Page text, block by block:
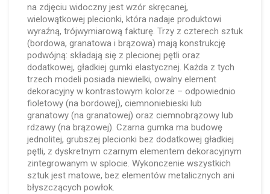
na zdjęciu widoczny jest wzór skręcanej,
wielowątkowej plecionki, która nadaje produktowi
wyraźną, trójwymiarową fakturę. Trzy z czterech sztuk
(bordowa, granatowa i brązowa) mają konstrukcję
podwójną: składają się z plecionej pętli oraz
dodatkowej, gładkiej gumki elastycznej. Każda z tych
trzech modeli posiada niewielki, owalny element
dekoracyjny w kontrastowym kolorze – odpowiednio
fioletowy (na bordowej), ciemnoniebieski lub
granatowy (na granatowej) oraz ciemnobrązowy lub
rdzawy (na brązowej). Czarna gumka ma budowę
jednolitej, grubszej plecionki bez dodatkowej gładkiej
pętli, z dyskretnym czarnym elementem dekoracyjnym
zintegrowanym w splocie. Wykonczenie wszystkich
sztuk jest matowe, bez elementów metalicznych ani
błyszczących powłok.